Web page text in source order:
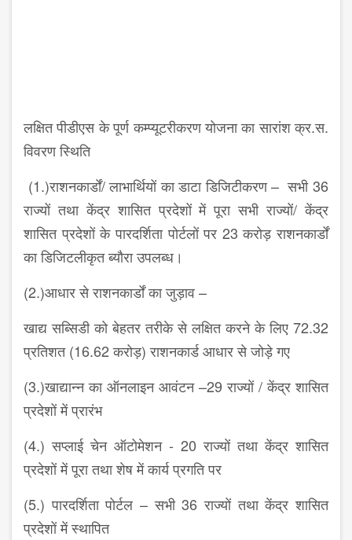
लक्षित पीडीएस के पूर्ण कम्प्यूटरीकरण योजना का सारांश क्र.स.
विवरण स्थिति
(1.)राशनकार्डों/ लाभार्थियों का डाटा डिजिटीकरण – सभी 36
राज्यों तथा केंद्र शासित प्रदेशों में पूरा सभी राज्यों/ केंद्र
शासित प्रदेशों के पारदर्शिता पोर्टलों पर 23 करोड़ राशनकार्डों
का डिजिटलीकृत ब्यौरा उपलब्ध।
(2.)आधार से राशनकार्डों का जुड़ाव –
खाद्य सब्सिडी को बेहतर तरीके से लक्षित करने के लिए 72.32
प्रतिशत (16.62 करोड़) राशनकार्ड आधार से जोड़े गए
(3.)खाद्यान्न का ऑनलाइन आवंटन –29 राज्यों / केंद्र शासित
प्रदेशों में प्रारंभ
(4.) सप्लाई चेन ऑटोमेशन - 20 राज्यों तथा केंद्र शासित
प्रदेशों में पूरा तथा शेष में कार्य प्रगति पर
(5.) पारदर्शिता पोर्टल – सभी 36 राज्यों तथा केंद्र शासित
प्रदेशों में स्थापित